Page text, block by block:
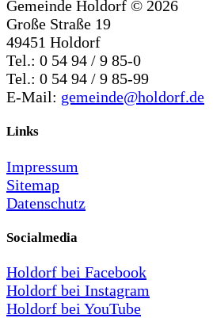
Gemeinde Holdorf © 2026
Große Straße 19
49451 Holdorf
Tel.: 0 54 94 / 9 85-0
Tel.: 0 54 94 / 9 85-99
E-Mail: gemeinde@holdorf.de
Links
Impressum
Sitemap
Datenschutz
Socialmedia
Holdorf bei Facebook
Holdorf bei Instagram
Holdorf bei YouTube